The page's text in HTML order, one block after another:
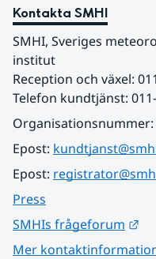
Kontakta SMHI
SMHI, Sveriges
institut
Reception och växel:
Telefon kundtjänst:
Organisationsnummer:
Epost:
Epost:
Press
SMHIs frågeforum
Mer